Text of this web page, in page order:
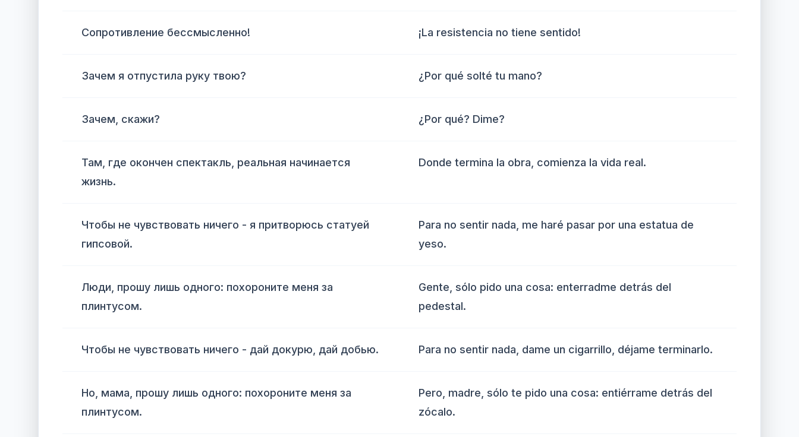
Сопротивление бессмысленно! ¡La resistencia no tiene sentido!
Зачем я отпустила руку твою? ¿Por qué solté tu mano?
Зачем, скажи? ¿Por qué? Dime?
Там, где окончен спектакль, реальная начинается
жизнь.
Donde termina la obra, comienza la vida real.
Чтобы не чувствовать ничего - я притворюсь статуей
гипсовой.
Para no sentir nada, me haré pasar por una estatua de
yeso.
Люди, прошу лишь одного: похороните меня за
плинтусом.
Gente, sólo pido una cosa: enterradme detrás del
pedestal.
Чтобы не чувствовать ничего - дай докурю, дай добью. Para no sentir nada, dame un cigarrillo, déjame terminarlo.
Но, мама, прошу лишь одного: похороните меня за
плинтусом.
Pero, madre, sólo te pido una cosa: entiérrame detrás del
zócalo.